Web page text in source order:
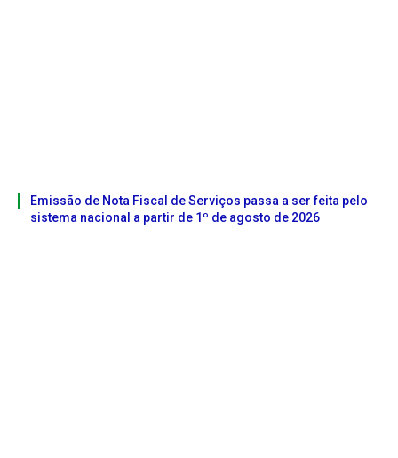
Emissão de Nota Fiscal de Serviços passa a ser feita pelo
sistema nacional a partir de 1º de agosto de 2026